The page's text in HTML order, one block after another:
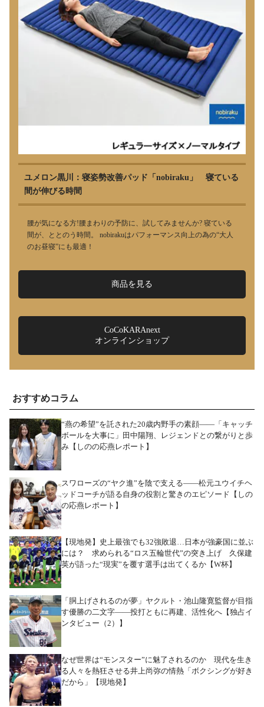
ユメロン黒川：寝姿勢改善パッド「nobiraku」 寝ている
間が伸びる時間
腰が気になる方!腰まわりの予防に、試してみませんか? 寝ている
間が、ととのう時間。 nobirakuはパフォーマンス向上の為の“大人
のお昼寝”にも最適！
商品を見る
CoCoKARAnext
オンラインショップ
おすすめコラム
“燕の希望”を託された20歳内野手の素顔――「キャッチ
ボールを大事に」田中陽翔、レジェンドとの繋がりと歩
み【しのの応燕レポート】
スワローズの“ヤク進”を陰で支える――松元ユウイチヘ
ッドコーチが語る自身の役割と驚きのエピソード【しの
の応燕レポート】
【現地発】史上最強でも32強敗退…日本が強豪国に並ぶ
には？ 求められる“ロス五輪世代”の突き上げ 久保建
英が語った“現実”を覆す選手は出てくるか【W杯】
「胴上げされるのが夢」ヤクルト・池山隆寛監督が目指
す優勝の二文字――投打ともに再建、活性化へ【独占イ
ンタビュー（2）】
なぜ世界は“モンスター”に魅了されるのか 現代を生き
る人々を熱狂させる井上尚弥の情熱「ボクシングが好き
だから」【現地発】